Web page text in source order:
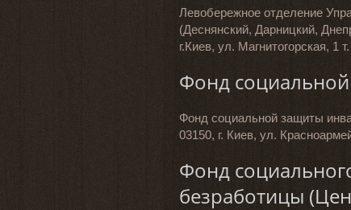
Левобережное отделение
(Деснянский, Дарницкий,
г.Киев, ул. Магнитогорская, 1
Фонд
Фонд социальной защиты
03150, г. Киев, ул.
Фонд
безработицы